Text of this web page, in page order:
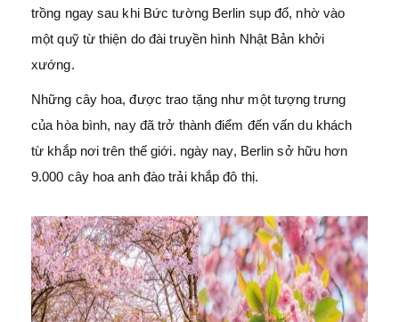
trồng ngay sau khi Bức tường Berlin sụp đổ, nhờ vào
một quỹ từ thiện do đài truyền hình Nhật Bản khởi
xướng.
Những cây hoa, được trao tặng như một tượng trưng
của hòa bình, nay đã trở thành điểm đến vấn du khách
từ khắp nơi trên thế giới. ngày nay, Berlin sở hữu hơn
9.000 cây hoa anh đào trải khắp đô thị.